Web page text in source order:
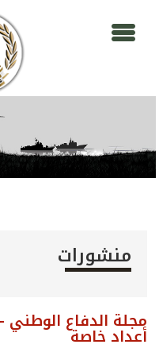
منشورات
مجلة الدفاع الوطني -
أعداد خاصة